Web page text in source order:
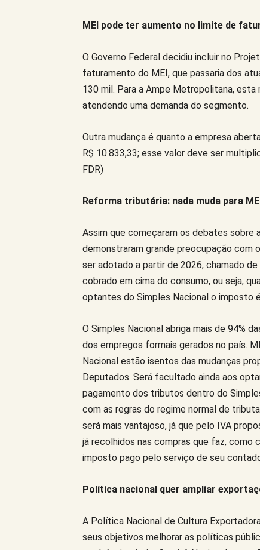
MEI pode ter aumento no limite de
O Governo Federal decidiu incluir no
faturamento do MEI, que passaria dos
130 mil. Para a Ampe Metropolitana,
atendendo uma demanda do segmento.
Outra mudança é quanto a empresa
R$ 10.833,33; esse valor deve ser
FDR)
Reforma tributária: nada muda para
Assim que começaram os debates sobre
demonstraram grande preocupação com
ser adotado a partir de 2026, chamado
cobrado em cima do consumo, ou seja,
optantes do Simples Nacional o imposto
O Simples Nacional abriga mais de 94%
dos empregos formais gerados no país.
Nacional estão isentos das mudanças
Deputados. Será facultado ainda aos
pagamento dos tributos dentro do
com as regras do regime normal de
será mais vantajoso, já que pelo IVA
já recolhidos nas compras que faz, como
imposto pago pelo serviço de seu
Política nacional quer ampliar
A Política Nacional de Cultura
seus objetivos melhorar as políticas